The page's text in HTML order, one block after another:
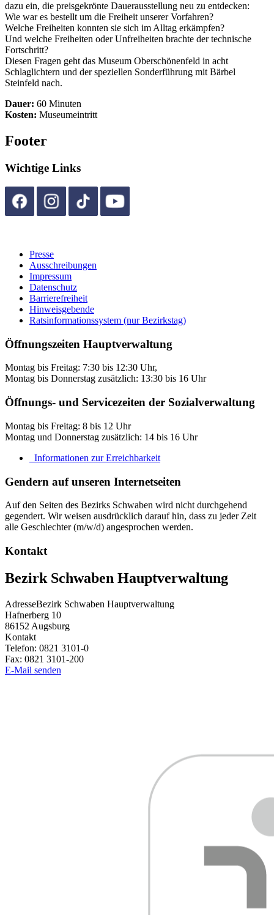
dazu ein, die preisgekrönte Dauerausstellung neu zu entdecken:
Wie war es bestellt um die Freiheit unserer Vorfahren?
Welche Freiheiten konnten sie sich im Alltag erkämpfen?
Und welche Freiheiten oder Unfreiheiten brachte der technische
Fortschritt?
Diesen Fragen geht das Museum Oberschönenfeld in acht
Schlaglichtern und der speziellen Sonderführung mit Bärbel
Steinfeld nach.
Dauer: 60 Minuten
Kosten: Museumeintritt
Footer
Wichtige Links
Presse
Ausschreibungen
Impressum
Datenschutz
Barrierefreiheit
Hinweisgebende
Ratsinformationssystem (nur Bezirkstag)
Öffnungszeiten Hauptverwaltung
Montag bis Freitag: 7:30 bis 12:30 Uhr,
Montag bis Donnerstag zusätzlich: 13:30 bis 16 Uhr
Öffnungs- und Servicezeiten der Sozialverwaltung
Montag bis Freitag: 8 bis 12 Uhr
Montag und Donnerstag zusätzlich: 14 bis 16 Uhr
Informationen zur Erreichbarkeit
Gendern auf unseren Internetseiten
Auf den Seiten des Bezirks Schwaben wird nicht durchgehend
gegendert. Wir weisen ausdrücklich darauf hin, dass zu jeder Zeit
alle Geschlechter (m/w/d) angesprochen werden.
Kontakt
Bezirk Schwaben Hauptverwaltung
AdresseBezirk Schwaben Hauptverwaltung
Hafnerberg 10
86152 Augsburg
Kontakt
Telefon: 0821 3101-0
Fax: 0821 3101-200
E-Mail senden